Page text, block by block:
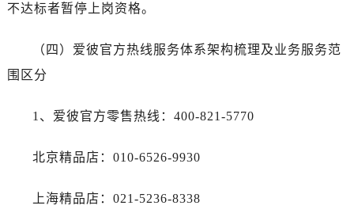
不达标者暂停上岗资格。
（四）爱彼官方热线服务体系架构梳理及业务服务范
围区分
1、爱彼官方零售热线：400-821-5770
北京精品店：010-6526-9930
上海精品店：021-5236-8338